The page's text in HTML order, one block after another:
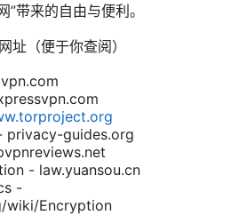
”带来的自由与便利。
址（便于你查阅）
privacy-guides.org
- law.yuansou.cn
-
wiki/Encryption